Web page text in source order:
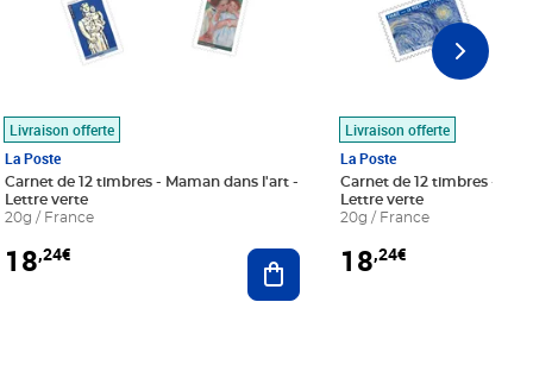
au panier
Livraison offerte
La Poste
Carnet de 12 timbres - Maman dans l'art -
Lettre verte
20g / France
18,24€ Ajouter au panier
Livraison offerte
La Poste
Carnet de 12 timbres - Le
Lettre verte
20g / France
18,24€